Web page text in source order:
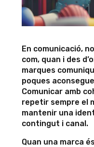
En comunicació,
com, quan i des
marques
poques
Comunicar amb
repetir sempre el
mantenir una
contingut i canal.
Quan una marca